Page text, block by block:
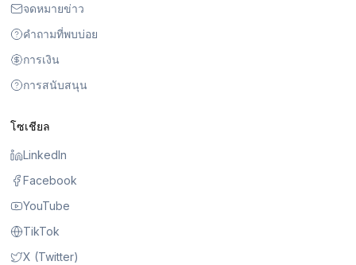
จดหมายข่าว
คำถามที่พบบ่อย
การเงิน
การสนับสนุน
โซเชียล
LinkedIn
Facebook
YouTube
TikTok
X (Twitter)